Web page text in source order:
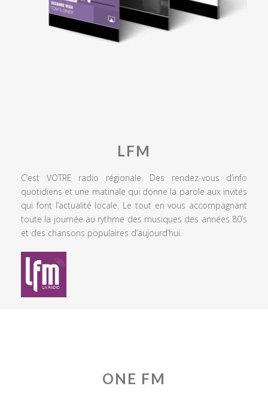
LFM
C’est VOTRE radio régionale. Des rendez-vous d’info
quotidiens et une matinale qui donne la parole aux invités
qui font l’actualité locale. Le tout en vous accompagnant
toute la journée au rythme des musiques des années 80’s
et des chansons populaires d’aujourd’hui.
ONE FM